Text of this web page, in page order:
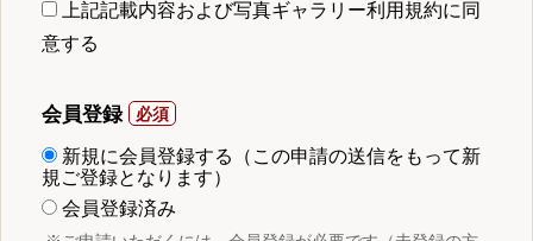
上記記載内容および写真ギャラリー利用規約に同
意する
会員登録
新規に会員登録する（この申請の送信をもって新
規ご登録となります）
会員登録済み